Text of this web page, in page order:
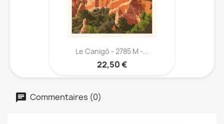
Le Canigò - 2785 M -...
22,50 €
Commentaires (0)